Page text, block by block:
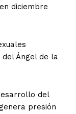
diciembre
Ángel de la
del
presión